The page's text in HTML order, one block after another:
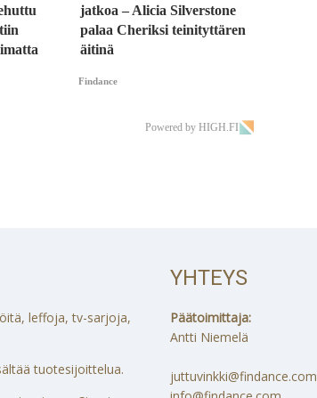
jatkoa – Alicia Silverstone
palaa Cheriksi teinityttären
äitinä
Findance
Powered by HIGH.FI
leffoja, tv-sarjoja,
tuotesijoittelua.
YHTEYS
Päätoimittaja:
Antti Niemelä
juttuvinkki@findance.com